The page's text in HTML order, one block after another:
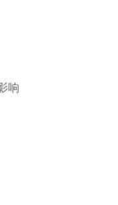
响